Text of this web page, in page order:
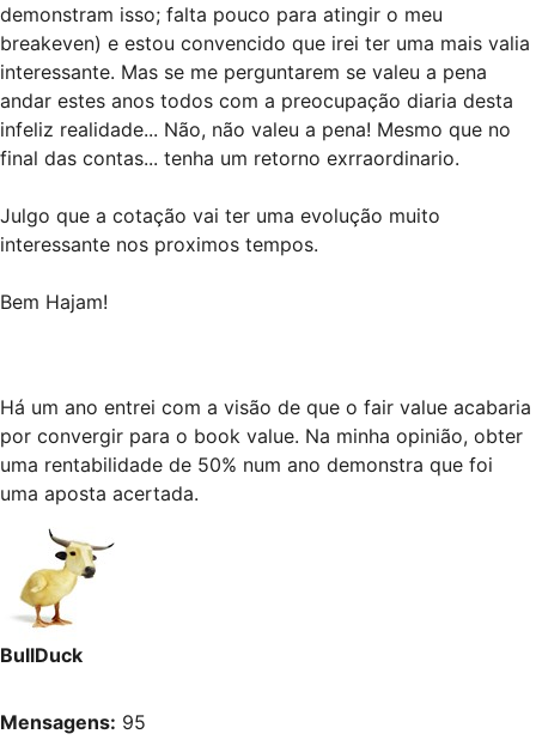
demonstram isso; falta pouco para atingir o meu
breakeven) e estou convencido que irei ter uma mais valia
interessante. Mas se me perguntarem se valeu a pena
andar estes anos todos com a preocupação diaria desta
infeliz realidade... Não, não valeu a pena! Mesmo que no
final das contas... tenha um retorno exrraordinario.
Julgo que a cotação vai ter uma evolução muito
interessante nos proximos tempos.
Bem Hajam!
Há um ano entrei com a visão de que o fair value acabaria
por convergir para o book value. Na minha opinião, obter
uma rentabilidade de 50% num ano demonstra que foi
uma aposta acertada.
BullDuck
Mensagens: 95